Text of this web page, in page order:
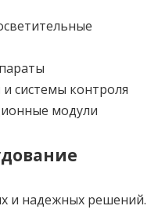
системы контроля
модули
и надежных решений.